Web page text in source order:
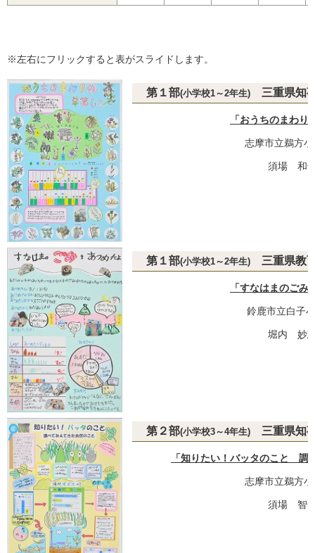
※左右にフリックすると表がスライドします。
第１部(小学校1～2年生) 三重県知
「おうちのまわり
志摩市立鵜方
須場 和
第１部(小学校1～2年生) 三重県教
「すなはまのごみ
鈴鹿市立白子
堀内 妙
第２部(小学校3～4年生) 三重県知
「知りたい！バッタのこと 調
志摩市立鵜方
須場 智